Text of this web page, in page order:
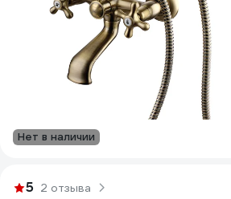
Нет в наличии
5 2 отзыва